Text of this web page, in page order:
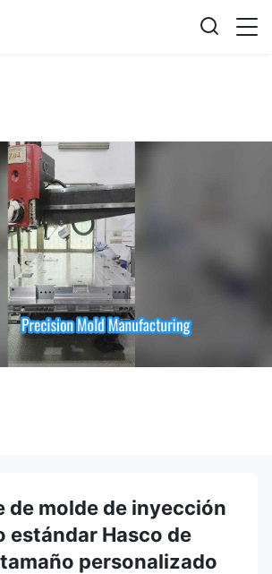
de molde de inyección
estándar Hasco de
personalizado